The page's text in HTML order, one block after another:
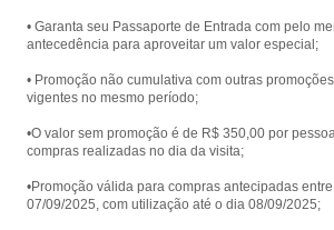
• Garanta seu Passaporte de Entrada com pelo
antecedência para aproveitar um valor especial;
• Promoção não cumulativa com outras
vigentes no mesmo período;
•O valor sem promoção é de R$ 350,00 por
compras realizadas no dia da visita;
•Promoção válida para compras antecipadas
07/09/2025, com utilização até o dia 08/09/2025;